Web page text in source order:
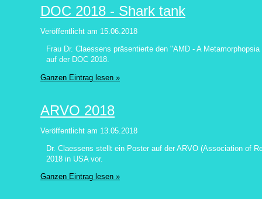
DOC 2018 - Shark tank
Veröffentlicht am 15.06.2018
Frau Dr. Claessens präsentierte den "AMD - A
auf der DOC 2018.
Ganzen Eintrag lesen »
ARVO 2018
Veröffentlicht am 13.05.2018
Dr. Claessens stellt ein Poster auf der ARVO (Association of
2018 in USA vor.
Ganzen Eintrag lesen »